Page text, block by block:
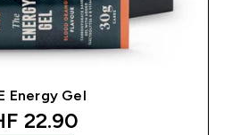
Energy Gel
price
22.90‎